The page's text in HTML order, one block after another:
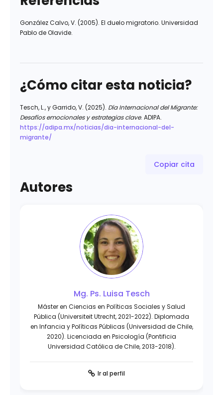
González Calvo, V. (2005). El duelo migratorio. Universidad
Pablo de Olavide.
¿Cómo citar esta noticia?
Tesch, L., y Garrido, V. (2025). Día Internacional del Migrante:
Desafíos emocionales y estrategias clave. ADIPA.
https://adipa.mx/noticias/dia-internacional-del-
migrante/
Copiar cita
Autores
Mg. Ps. Luisa Tesch
Máster en Ciencias en Políticas Sociales y Salud
Pública (Universiteit Utrecht, 2021-2022). Diplomada
en Infancia y Políticas Públicas (Universidad de Chile,
2020). Licenciada en Psicología (Pontificia
Universidad Católica de Chile, 2013-2018).
Ir al perfil